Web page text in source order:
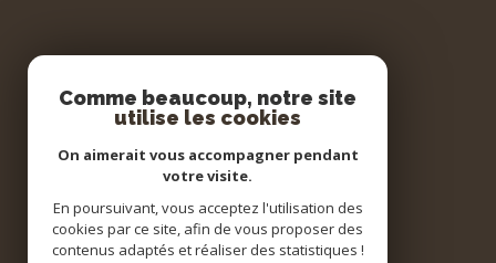
Comme beaucoup, notre site
utilise les cookies
On aimerait vous accompagner pendant
votre visite.
En poursuivant, vous acceptez l'utilisation des
cookies par ce site, afin de vous proposer des
contenus adaptés et réaliser des statistiques !